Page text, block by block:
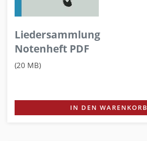
Liedersammlung
Notenheft PDF
(20 MB)
IN DEN WARENKORB